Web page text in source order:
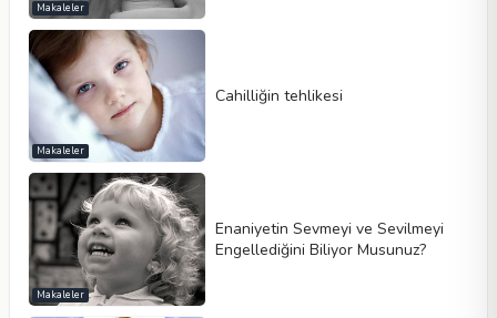
Makaleler
Makaleler
Cahilliğin tehlikesi
Makaleler
Enaniyetin Sevmeyi ve Sevilmeyi
Engellediğini Biliyor Musunuz?